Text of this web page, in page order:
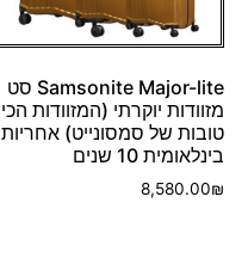
Samsonite Major-lite סט
מזוודות יוקרתי (המזוודות הכי
טובות של סמסונייט) אחריות
בינלאומית 10 שנים
8,580.00₪